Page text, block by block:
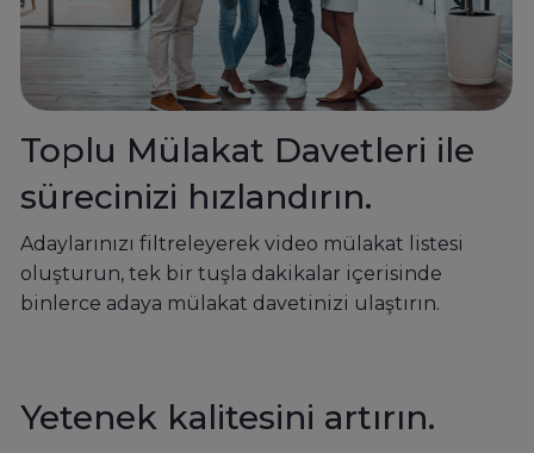
Toplu Mülakat Davetleri ile
sürecinizi hızlandırın.
Adaylarınızı filtreleyerek video mülakat listesi
oluşturun, tek bir tuşla dakikalar içerisinde
binlerce adaya mülakat davetinizi ulaştırın.
Yetenek kalitesini artırın.